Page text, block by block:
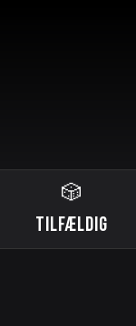
🎲
TILFÆLDIG